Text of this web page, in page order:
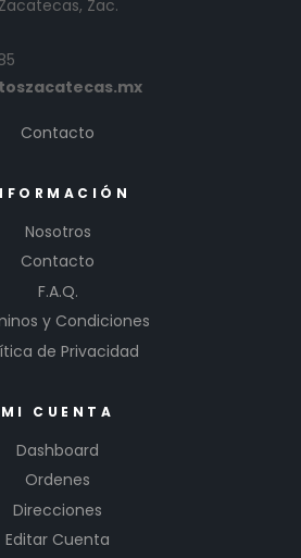
Zac.
Contacto
Nosotros
Contacto
F.A.Q.
y Condiciones
de Privacidad
MI CUENTA
Dashboard
Ordenes
Direcciones
Editar Cuenta